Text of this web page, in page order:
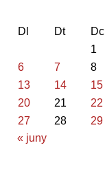
Dl
Dt Dc
1
6
7 8
13
14 15
20
21 22
27
28 29
« juny